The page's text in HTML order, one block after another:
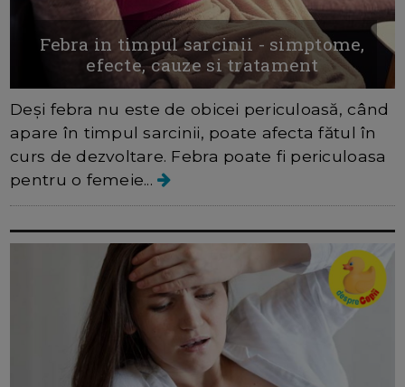
Febra in timpul sarcinii - simptome,
efecte, cauze si tratament
Deși febra nu este de obicei periculoasă, când
apare în timpul sarcinii, poate afecta fătul în
curs de dezvoltare. Febra poate fi periculoasa
pentru o femeie...